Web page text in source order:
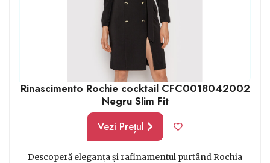
Rinascimento Rochie cocktail CFC0018042002
Negru Slim Fit
Vezi Prețul
Descoperă eleganța și rafinamentul purtând Rochia